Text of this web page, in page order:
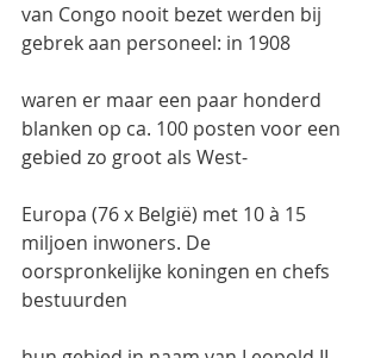
van Congo nooit bezet werden bij
gebrek aan personeel: in 1908
waren er maar een paar honderd
blanken op ca. 100 posten voor een
gebied zo groot als West-
Europa (76 x België) met 10 à 15
miljoen inwoners. De
oorspronkelijke koningen en chefs
bestuurden